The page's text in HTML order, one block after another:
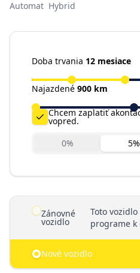
Automat Hybrid
Doba trvania 12 mesiace
Najazdené 900 km
Chcem zaplatiť
vopred.
0% 5%
Zánovné
vozidlo
Toto
programe k
Nové vozidlo